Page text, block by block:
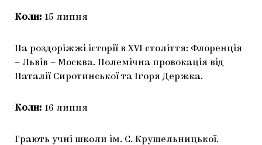
Коли: 15 липня
На роздоріжжі історії в XVI століття: Флоренція
– Львів – Москва. Полемічна провокація від
Наталії Сиротинської та Ігоря Держка.
Коли: 16 липня
Грають учні школи ім. С. Крушельницької.